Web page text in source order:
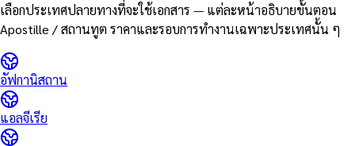
เลือกประเทศปลายทางที่จะใช้เอกสาร — แต่ละหน้าอธิบายขั้นตอน
Apostille / สถานทูต ราคาและรอบการทำงานเฉพาะประเทศนั้น ๆ
อัฟกานิสถาน
แอลจีเรีย